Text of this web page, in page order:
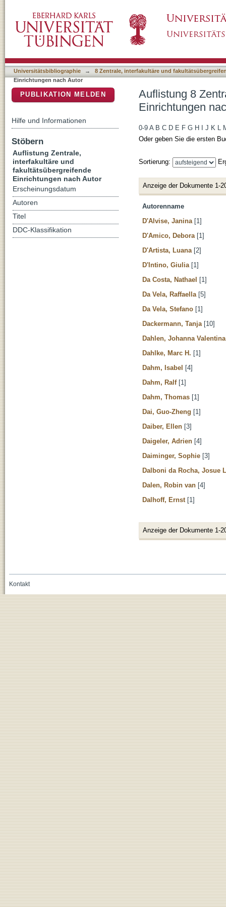
Universitätsbibliographie →
8 Zentrale, interfakultäre und
Einrichtungen nach Autor
Auflistung 8
Einrichtungen
0-9 A B C D E F G H J K L
Oder geben Sie die ersten
Sortierung:
Anzeige der Dokumente 1-
Autorenname
D'Alvise, Janina [1]
D'Amico, Debora [1]
D'Artista, Luana [2]
D'Intino, Giulia [1]
Da Costa, Nathael [1]
Da Vela, Raffaella [5]
Da Vela, Stefano [1]
Dackermann, Tanja [10]
Dahlen, Johanna Valentina
Dahlke, Marc H. [1]
Dahm, Isabel [4]
Dahm, Ralf[1]
Dahm, Thomas [1]
Dai, Guo-Zheng [1]
Daiber, Ellen [3]
Daigeler, Adrien [4]
Daiminger, Sophie [3]
Dalboni da Rocha, Josue
Dalen, Robin van [4]
Dalhoff, Ernst [1]
Anzeige der Dokumente 1-
PUBLIKATION MELDEN
Hilfe und Informationen
Stöbern
Auflistung Zentrale,
interfakultäre und
fakultätsübergreifende
Einrichtungen nach Autor
Erscheinungsdatum
Autoren
Titel
DDC-Klassifikation
Kontakt